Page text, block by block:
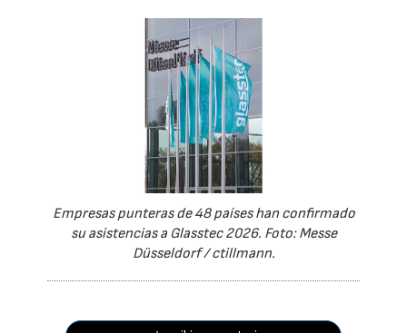
Empresas punteras de 48 países han confirmado
su asistencias a Glasstec 2026. Foto: Messe
Düsseldorf / ctillmann.